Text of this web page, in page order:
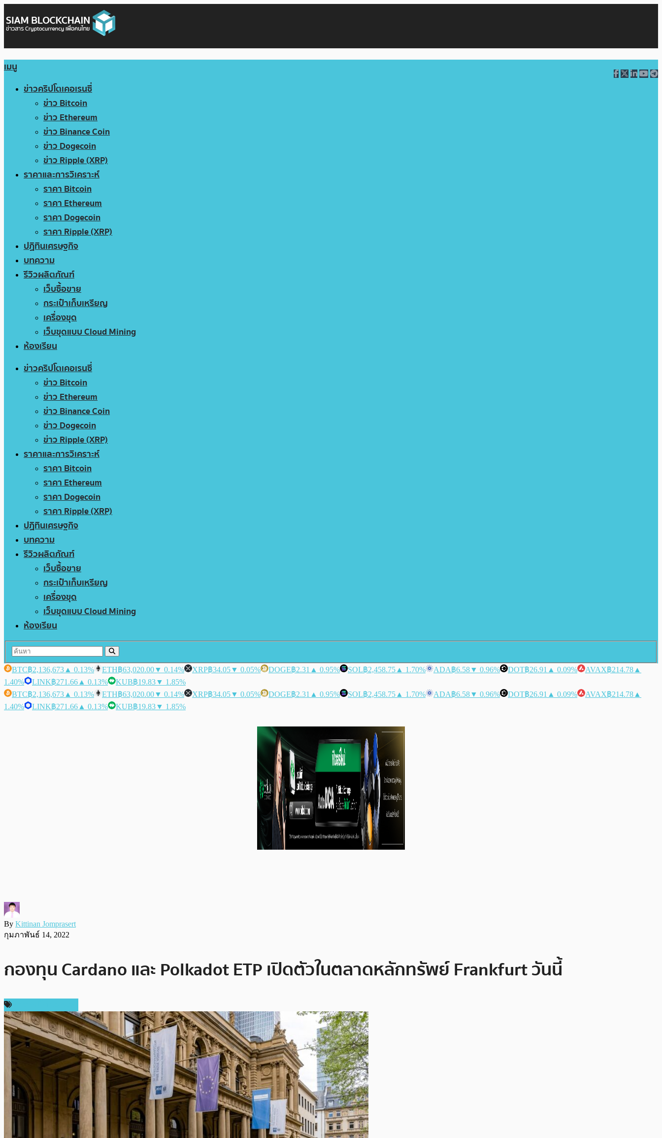
เมนู
ข่าวคริปโตเคอเรนซี่
ข่าว Bitcoin
ข่าว Ethereum
ข่าว Binance Coin
ข่าว Dogecoin
ข่าว Ripple (XRP)
ราคาและการวิเคราะห์
ราคา Bitcoin
ราคา Ethereum
ราคา Dogecoin
ราคา Ripple (XRP)
ปฏิทินเศรษฐกิจ
บทความ
รีวิวผลิตภัณฑ์
เว็บซื้อขาย
กระเป๋าเก็บเหรียญ
เครื่องขุด
เว็บขุดแบบ Cloud Mining
ห้องเรียน
ข่าวคริปโตเคอเรนซี่
ข่าว Bitcoin
ข่าว Ethereum
ข่าว Binance Coin
ข่าว Dogecoin
ข่าว Ripple (XRP)
ราคาและการวิเคราะห์
ราคา Bitcoin
ราคา Ethereum
ราคา Dogecoin
ราคา Ripple (XRP)
ปฏิทินเศรษฐกิจ
บทความ
รีวิวผลิตภัณฑ์
เว็บซื้อขาย
กระเป๋าเก็บเหรียญ
เครื่องขุด
เว็บขุดแบบ Cloud Mining
ห้องเรียน
BTC฿2,136,673 ▲ 0.13% ETH฿63,020.00▼ 0.14% XRP฿34.05▼ 0.05% DOGE฿2.31 ▲ 0.95% SOL฿2,458.75 ▲ 1.70% ADA฿6.58▼ 0.96% DOT฿26.91 ▲ 0.09% AVAX฿214.78 ▲
1.40%
LINK฿271.66 ▲ 0.13% KUB฿19.83▼ 1.85%
BTC฿2,136,673 ▲ 0.13% ETH฿63,020.00▼ 0.14% XRP฿34.05▼ 0.05% DOGE฿2.31 ▲ 0.95% SOL฿2,458.75 ▲ 1.70% ADA฿6.58▼ 0.96% DOT฿26.91 ▲ 0.09% AVAX฿214.78 ▲
1.40%
LINK฿271.66 ▲ 0.13% KUB฿19.83▼ 1.85%
By Kittinan Jomprasert
กุมภาพันธ์ 14, 2022
กองทุน Cardano และ Polkadot ETP เปิดตัวในตลาดหลักทรัพย์ Frankfurt วันนี้